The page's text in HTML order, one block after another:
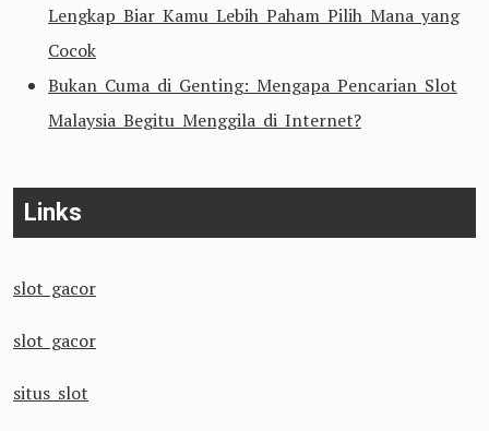
Lengkap Biar Kamu Lebih Paham Pilih Mana yang
Cocok
Bukan Cuma di Genting: Mengapa Pencarian Slot
Malaysia Begitu Menggila di Internet?
Links
slot gacor
slot gacor
situs slot